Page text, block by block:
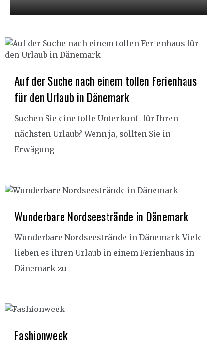
Auf der Suche nach einem tollen Ferienhaus
für den Urlaub in Dänemark
Suchen Sie eine tolle Unterkunft für Ihren
nächsten Urlaub? Wenn ja, sollten Sie in
Erwägung
Wunderbare Nordseestrände in Dänemark
Wunderbare Nordseestrände in Dänemark Viele
lieben es ihren Urlaub in einem Ferienhaus in
Dänemark zu
Fashionweek